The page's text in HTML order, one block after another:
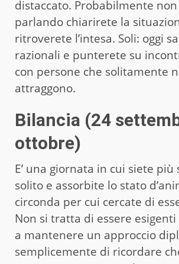
distaccato. Probabilmente non
parlando chiarirete la
ritroverete l’intesa. Soli: oggi
razionali e punterete su
con persone che solitamente
attraggono.
Bilancia (24
ottobre)
E’ una giornata in cui siete
solito e assorbite lo stato
circonda per cui cercate di
Non si tratta di essere
a mantenere un approccio
semplicemente di ricordare